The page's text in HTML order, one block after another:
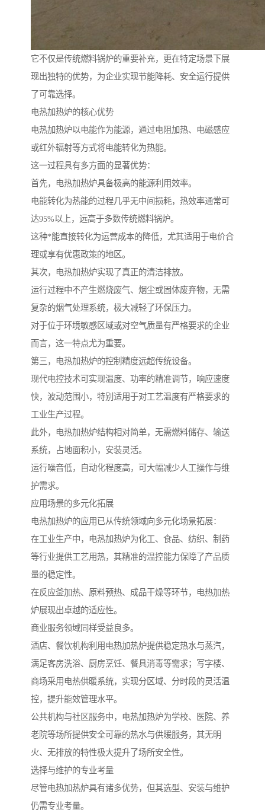
它不仅是传统燃料锅炉的重要补充，更在特定场景下展
现出独特的优势，为企业实现节能降耗、安全运行提供
了可靠选择。
电热加热炉的核心优势
电热加热炉以电能作为能源，通过电阻加热、电磁感应
或红外辐射等方式将电能转化为热能。
这一过程具有多方面的显著优势：
首先，电热加热炉具备极高的能源利用效率。
电能转化为热能的过程几乎无中间损耗，热效率通常可
达95%以上，远高于多数传统燃料锅炉。
这种*能直接转化为运营成本的降低，尤其适用于电价合
理或享有优惠政策的地区。
其次，电热加热炉实现了真正的清洁排放。
运行过程中不产生燃烧废气、烟尘或固体废弃物，无需
复杂的烟气处理系统，极大减轻了环保压力。
对于位于环境敏感区域或对空气质量有严格要求的企业
而言，这一特点尤为重要。
第三，电热加热炉的控制精度远超传统设备。
现代电控技术可实现温度、功率的精准调节，响应速度
快，波动范围小，特别适用于对工艺温度有严格要求的
工业生产过程。
此外，电热加热炉结构相对简单，无需燃料储存、输送
系统，占地面积小，安装灵活。
运行噪音低，自动化程度高，可大幅减少人工操作与维
护需求。
应用场景的多元化拓展
电热加热炉的应用已从传统领域向多元化场景拓展：
在工业生产中，电热加热炉为化工、食品、纺织、制药
等行业提供工艺用热，其精准的温控能力保障了产品质
量的稳定性。
在反应釜加热、原料预热、成品干燥等环节，电热加热
炉展现出卓越的适应性。
商业服务领域同样受益良多。
酒店、餐饮机构利用电热加热炉提供稳定热水与蒸汽，
满足客房洗浴、厨房烹饪、餐具消毒等需求；写字楼、
商场采用电热供暖系统，实现分区域、分时段的灵活温
控，提升能效管理水平。
公共机构与社区服务中，电热加热炉为学校、医院、养
老院等场所提供安全可靠的热水与供暖服务，其无明
火、无排放的特性极大提升了场所安全性。
选择与维护的专业考量
尽管电热加热炉具有诸多优势，但其选型、安装与维护
仍需专业考量。